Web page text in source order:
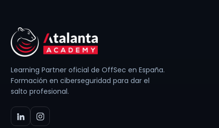
Learning Partner oficial de OffSec en España.
Formación en ciberseguridad para dar el
salto profesional.